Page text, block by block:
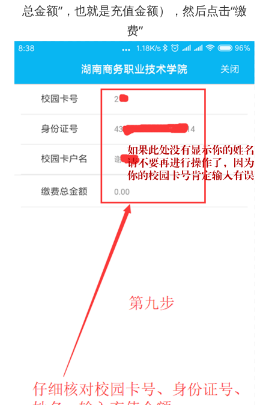
总金额”，也就是充值金额），然后点击“缴
费”